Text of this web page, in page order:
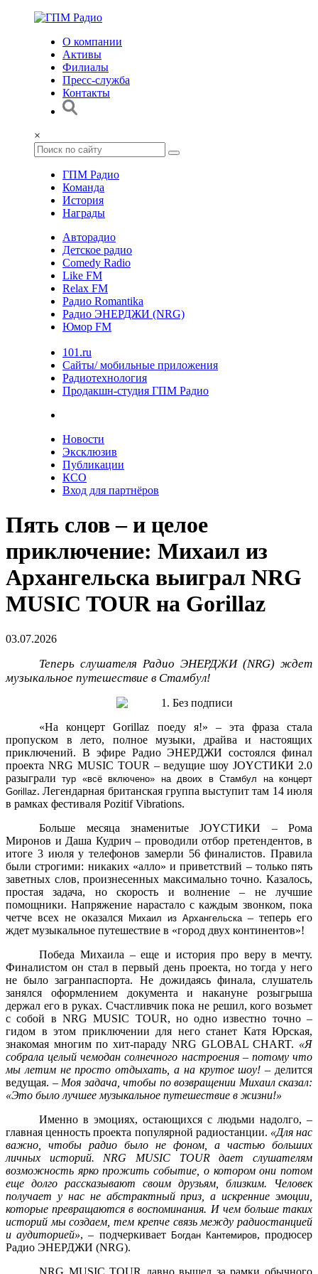
О компании
Активы
Филиалы
Пресс-служба
Контакты
×
ГПМ Радио
Команда
История
Награды
Авторадио
Детское радио
Comedy Radio
Like FM
Relax FM
Радио Romantika
Радио ЭНЕРДЖИ (NRG)
Юмор FM
101.ru
Сайты/ мобильные приложения
Радиотехнология
Продакшн-студия ГПМ Радио
Новости
Эксклюзив
Публикации
КСО
Вход для партнёров
Пять слов – и целое
приключение: Михаил из
Архангельска выиграл NRG
MUSIC TOUR на Gorillaz
03.07.2026
Теперь слушателя Радио ЭНЕРДЖИ (NRG) ждет
музыкальное путешествие в Стамбул!
«На концерт Gorillaz поеду я!» – эта фраза стала
пропуском в лето, полное музыки, драйва и настоящих
приключений. В эфире Радио ЭНЕРДЖИ состоялся финал
проекта NRG MUSIC TOUR – ведущие шоу JOYСТИКИ 2.0
разыгралитур «всё включено» на двоих в Стамбул на концерт
Gorillaz. Легендарная британская группа выступит там 14 июля
в рамках фестиваля Pozitif Vibrations.
Больше месяца знаменитые JOYСТИКИ – Рома
Миронов и Даша Кудрич – проводили отбор претендентов, в
итоге 3 июля у телефонов замерли 56 финалистов. Правила
были строгими: никаких «алло» и приветствий – только пять
заветных слов, произнесенных максимально точно. Казалось,
простая задача, но скорость и волнение – не лучшие
помощники. Напряжение нарастало с каждым звонком, пока
четче всех не оказался
Михаил из Архангельска – теперь его
ждет музыкальное путешествие в «город двух континентов»!
Победа Михаила – еще и история про веру в мечту.
Финалистом он стал в первый день проекта, но тогда у него
не было загранпаспорта. Не дожидаясь финала, слушатель
занялся оформлением документа и накануне розыгрыша
держал его в руках. Счастливчик пока не решил, кого возьмет
с собой в NRG MUSIC TOUR, но одно известно точно –
гидом в этом приключении для него станет Катя Юрская,
знакомая многим по хит-параду NRG GLOBAL CHART. «Я
собрала целый чемодан солнечного настроения – потому что
мы летим не просто отдыхать, а на крутое шоу! – делится
ведущая. – Моя задача, чтобы по возвращении Михаил сказал:
«Это было лучшее музыкальное путешествие в жизни!»
Именно в эмоциях, остающихся с людьми надолго, –
главная ценность проекта популярной радиостанции. «Для нас
важно, чтобы радио было не фоном, а частью больших
личных историй. NRG MUSIC TOUR дает слушателям
возможность ярко прожить событие, о котором они потом
еще долго рассказывают своим друзьям, близким. Человек
получает у нас не абстрактный приз, а искренние эмоции,
которые превращаются в воспоминания. И чем больше таких
историй мы создаем, тем крепче связь между радиостанцией
и аудиторией», – подчеркивает Богдан Кантемиров, продюсер
Радио ЭНЕРДЖИ (NRG).
NRG MUSIC TOUR давно вышел за рамки обычного